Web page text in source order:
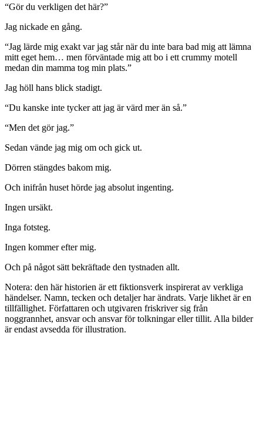
“Gör du verkligen det här?”
Jag nickade en gång.
“Jag lärde mig exakt var jag står när du inte bara bad mig att lämna
mitt eget hem… men förväntade mig att bo i ett crummy motell
medan din mamma tog min plats.”
Jag höll hans blick stadigt.
“Du kanske inte tycker att jag är värd mer än så.”
“Men det gör jag.”
Sedan vände jag mig om och gick ut.
Dörren stängdes bakom mig.
Och inifrån huset hörde jag absolut ingenting.
Ingen ursäkt.
Inga fotsteg.
Ingen kommer efter mig.
Och på något sätt bekräftade den tystnaden allt.
Notera: den här historien är ett fiktionsverk inspirerat av verkliga
händelser. Namn, tecken och detaljer har ändrats. Varje likhet är en
tillfällighet. Författaren och utgivaren friskriver sig från
noggrannhet, ansvar och ansvar för tolkningar eller tillit. Alla bilder
är endast avsedda för illustration.